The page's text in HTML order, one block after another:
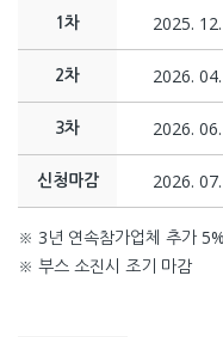
1차 2025.
2차 2026.
3차 2026.
신청마감 2026.
※ 3년 연속참가업체 추가
※ 부스 소진시 조기 마감